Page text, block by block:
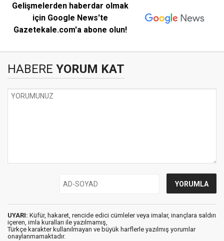
Gelişmelerden haberdar olmak
için Google News'te
Gazetekale.com'a abone olun!
HABERE YORUM KAT
UYARI: Küfür, hakaret, rencide edici cümleler veya imalar, inançlara saldırı
içeren, imla kuralları ile yazılmamış,
Türkçe karakter kullanılmayan ve büyük harflerle yazılmış yorumlar
onaylanmamaktadır.